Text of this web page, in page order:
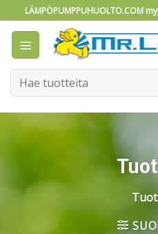
to
content
LÄMPÖPUMPPUHUOLTO.COM
Etsi: